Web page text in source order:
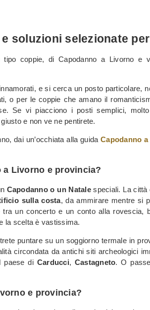
soluzioni selezionate
coppie, di Capodanno a Livorno e
e si cerca un posto particolare,
o per le coppie che amano il
Se vi piacciono i posti semplici,
e non ve ne pentirete.
dai un’occhiata alla guidaCapodanno
a Livorno e provincia?
Capodanno o un Natalespeciali. La città
sulla costa, da ammirare mentre si
un concerto e un conto alla rovescia,
la scelta è vastissima.
puntare su un soggiorno termale in
circondata da antichi siti archeologici
paese di Carducci, Castagneto. O
e provincia?